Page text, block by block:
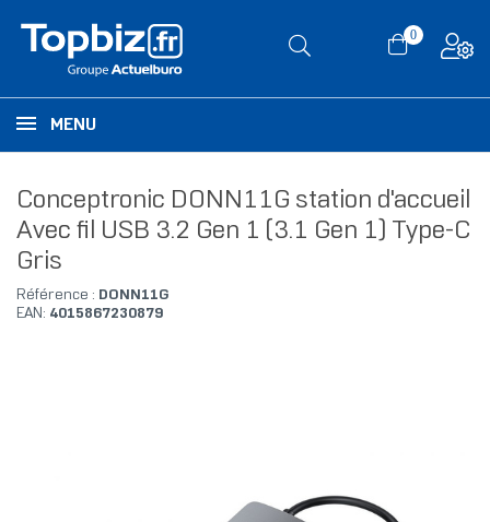
0
MENU
Conceptronic DONN11G station d'accueil
Avec fil USB 3.2 Gen 1 (3.1 Gen 1) Type-C
Gris
Référence : DONN11G
EAN: 4015867230879